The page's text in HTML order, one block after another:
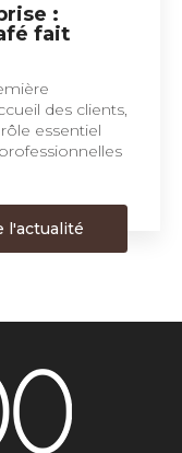
:
fait
des clients,
essentiel
l'actualité